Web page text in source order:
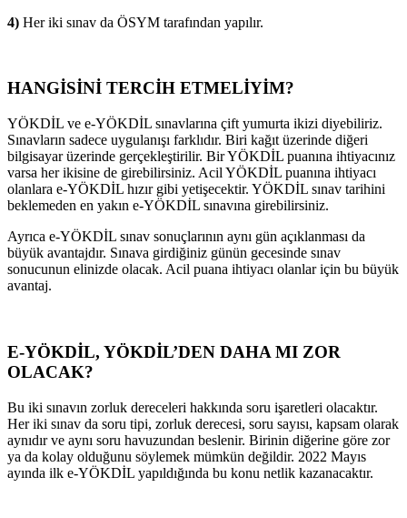
4) Her iki sınav da ÖSYM tarafından yapılır.
HANGİSİNİ TERCİH ETMELİYİM?
YÖKDİL ve e-YÖKDİL sınavlarına çift yumurta ikizi diyebiliriz.
Sınavların sadece uygulanışı farklıdır. Biri kağıt üzerinde diğeri
bilgisayar üzerinde gerçekleştirilir. Bir YÖKDİL puanına ihtiyacınız
varsa her ikisine de girebilirsiniz. Acil YÖKDİL puanına ihtiyacı
olanlara e-YÖKDİL hızır gibi yetişecektir. YÖKDİL sınav tarihini
beklemeden en yakın e-YÖKDİL sınavına girebilirsiniz.
Ayrıca e-YÖKDİL sınav sonuçlarının aynı gün açıklanması da
büyük avantajdır. Sınava girdiğiniz günün gecesinde sınav
sonucunun elinizde olacak. Acil puana ihtiyacı olanlar için bu büyük
avantaj.
E-YÖKDİL, YÖKDİL’DEN DAHA MI ZOR
OLACAK?
Bu iki sınavın zorluk dereceleri hakkında soru işaretleri olacaktır.
Her iki sınav da soru tipi, zorluk derecesi, soru sayısı, kapsam olarak
aynıdır ve aynı soru havuzundan beslenir. Birinin diğerine göre zor
ya da kolay olduğunu söylemek mümkün değildir. 2022 Mayıs
ayında ilk e-YÖKDİL yapıldığında bu konu netlik kazanacaktır.